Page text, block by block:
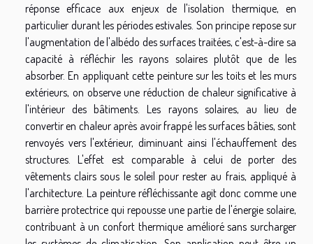
réponse efficace aux enjeux de l'isolation thermique, en
particulier durant les périodes estivales. Son principe repose sur
l'augmentation de l'albédo des surfaces traitées, c'est-à-dire sa
capacité à réfléchir les rayons solaires plutôt que de les
absorber. En appliquant cette peinture sur les toits et les murs
extérieurs, on observe une réduction de chaleur significative à
l'intérieur des bâtiments. Les rayons solaires, au lieu de
convertir en chaleur après avoir frappé les surfaces bâties, sont
renvoyés vers l'extérieur, diminuant ainsi l'échauffement des
structures. L'effet est comparable à celui de porter des
vêtements clairs sous le soleil pour rester au frais, appliqué à
l'architecture. La peinture réfléchissante agit donc comme une
barrière protectrice qui repousse une partie de l'énergie solaire,
contribuant à un confort thermique amélioré sans surcharger